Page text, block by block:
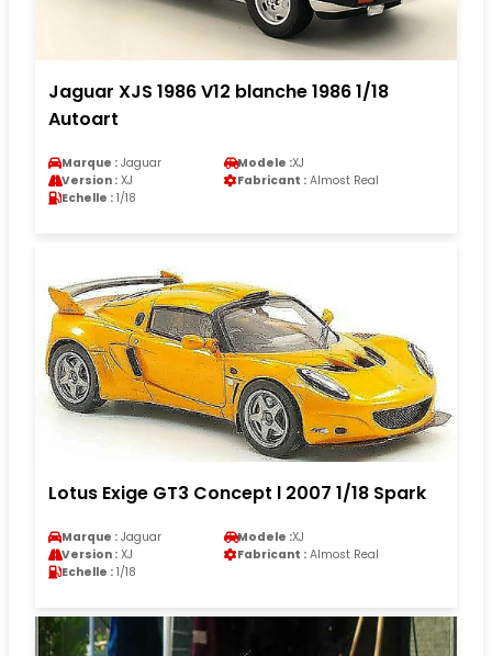
Jaguar XJS 1986 V12 blanche 1986 1/18
Autoart
Marque : Jaguar Modele :XJ
Version : XJ Fabricant : Almost Real
Echelle : 1/18
Lotus Exige GT3 Concept l 2007 1/18 Spark
Marque : Jaguar Modele :XJ
Version : XJ Fabricant : Almost Real
Echelle : 1/18